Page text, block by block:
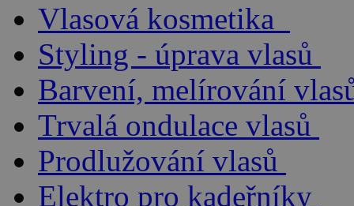
Vlasová kosmetika
Styling - úprava vlasů
Barvení, melírování
Trvalá ondulace vlasů
Prodlužování vlasů
Elektro pro kadeřníky